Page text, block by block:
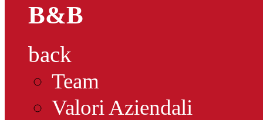
B&B
back
Team
Valori Aziendali